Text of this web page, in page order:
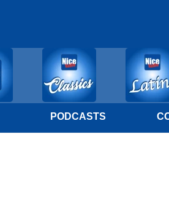
PODCASTS